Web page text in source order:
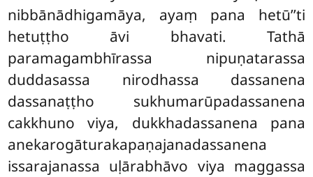
nibbānādhigamāya, ayaṃ pana hetū’’ti
hetuṭṭho āvi bhavati. Tathā
paramagambhīrassa nipuṇatarassa
duddasassa nirodhassa dassanena
dassanaṭṭho sukhumarūpadassanena
cakkhuno viya, dukkhadassanena pana
anekarogāturakapaṇajanadassanena
issarajanassa uḷārabhāvo viya maggassa